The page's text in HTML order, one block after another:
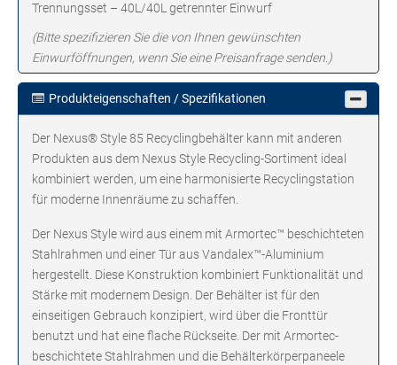
Trennungsset – 40L/40L getrennter Einwurf
(Bitte spezifizieren Sie die von Ihnen gewünschten
Einwurföffnungen, wenn Sie eine Preisanfrage senden.)
Produkteigenschaften / Spezifikationen
Der Nexus® Style 85 Recyclingbehälter kann mit anderen
Produkten aus dem Nexus Style Recycling-Sortiment ideal
kombiniert werden, um eine harmonisierte Recyclingstation
für moderne Innenräume zu schaffen.
Der Nexus Style wird aus einem mit Armortec™ beschichteten
Stahlrahmen und einer Tür aus Vandalex™-Aluminium
hergestellt. Diese Konstruktion kombiniert Funktionalität und
Stärke mit modernem Design. Der Behälter ist für den
einseitigen Gebrauch konzipiert, wird über die Fronttür
benutzt und hat eine flache Rückseite. Der mit Armortec-
beschichtete Stahlrahmen und die Behälterkörperpaneele